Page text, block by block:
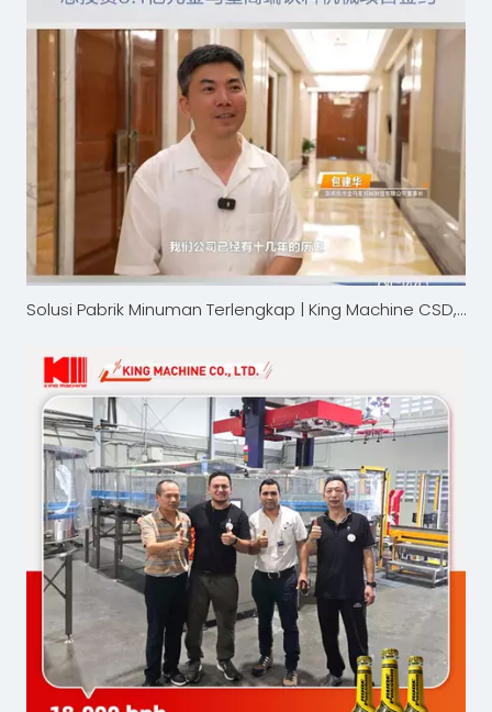
Solusi Pabrik Minuman Terlengkap | King Machine CSD, Jalur Pengisian Air & Bir